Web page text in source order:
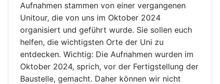
Aufnahmen stammen von einer vergangenen
Unitour, die von uns im Oktober 2024
organisiert und geführt wurde. Sie sollen euch
helfen, die wichtigsten Orte der Uni zu
entdecken. Wichtig: Die Aufnahmen wurden im
Oktober 2024, sprich, vor der Fertigstellung der
Baustelle, gemacht. Daher können wir nicht